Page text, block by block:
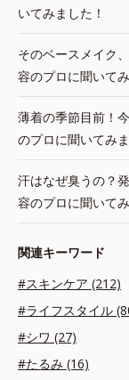
いてみました！
そのベースメイク
容のプロに聞いて
薄着の季節目前！
のプロに聞いてみ
汗はなぜ臭うの？
容のプロに聞いて
関連キーワード
#スキンケア (212)
#ライフスタイル
#シワ (27)
#たるみ (16)